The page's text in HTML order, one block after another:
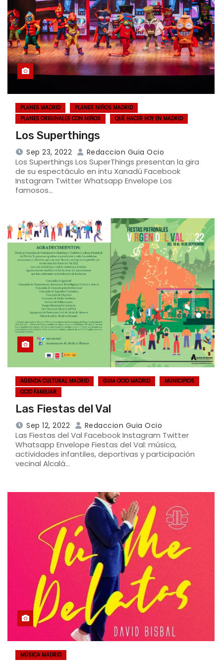
PLANES MADRID
PLANES NIÑOS MADRID
PLANES ORIGINALES CON NIÑOS
QUÉ HACER HOY EN MADRID
Los Superthings
Sep 23, 2022 Redaccion Guia Ocio
Los Superthings Los SuperThings presentan la gira
de su espectáculo en intu Xanadú Facebook
Instagram Twitter Whatsapp Envelope Los
famosos…
AGENDA CULTURAL MADRID GUIA OCIO MADRID
MUNICIPIOS
OCIO FAMILIAR
Las Fiestas del Val
Sep 12, 2022 Redaccion Guia Ocio
Las Fiestas del Val Facebook Instagram Twitter
Whatsapp Envelope Fiestas del Val: música,
actividades infantiles, deportivas y participación
vecinal Alcalá…
MÚSICA MADRID